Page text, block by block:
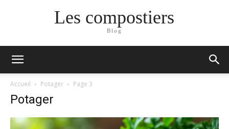
Les compostiers
Blog
Accueil Potager Page 3
Potager